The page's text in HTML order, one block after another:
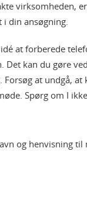
virksomheden,
i din ansøgning.
at forberede
Det kan du gøre
Forsøg at undgå,
Spørg om I
og henvisning til